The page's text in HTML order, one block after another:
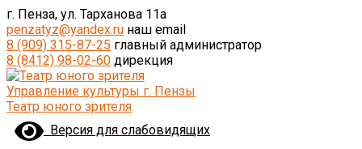
г. Пенза, ул. Тарханова 11а
penzatyz@yandex.ru наш email
8 (909) 315-87-25 главный администратор
8 (8412) 98-02-60 дирекция
Управление культуры г. Пензы
Театр юного зрителя
Версия для слабовидящих